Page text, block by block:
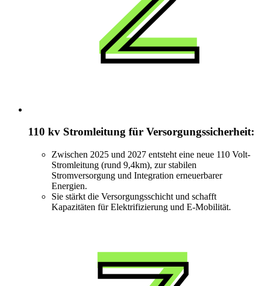
110 kv Stromleitung für Versorgungssicherheit:
Zwischen 2025 und 2027 entsteht eine neue 110 Volt-
Stromleitung (rund 9,4km), zur stabilen
Stromversorgung und Integration erneuerbarer
Energien.
Sie stärkt die Versorgungsschicht und schafft
Kapazitäten für Elektrifizierung und E-Mobilität.